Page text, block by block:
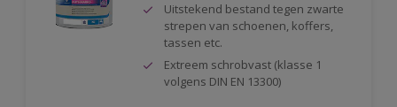
Uitstekend bestand tegen zwarte
strepen van schoenen, koffers,
tassen etc.
Extreem schrobvast (klasse 1
volgens DIN EN 13300)